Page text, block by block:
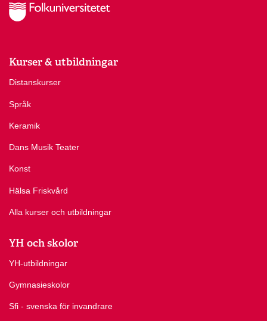
Kurser & utbildningar
Distanskurser
Språk
Keramik
Dans Musik Teater
Konst
Hälsa Friskvård
Alla kurser och utbildningar
YH och skolor
YH-utbildningar
Gymnasieskolor
Sfi - svenska för invandrare